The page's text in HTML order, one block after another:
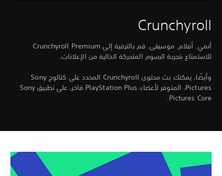
Crunchyroll
أنمي. أفلام. موسيقى. قم بالترقية إلى Crunchyroll Premium
للاستمتاع بتجربة الرسوم المتحركة الخالية من الإعلانات.
وأيضًا، يمكنك بث محتوى Crunchyroll المحدد على كتالوج Sony
Pictures، المتوفر لأعضاء PlayStation Plus فاخر، على تطبيق Sony
Pictures Core.